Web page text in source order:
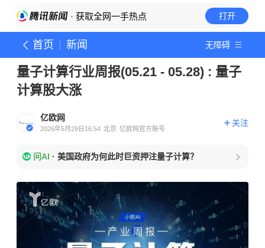
· 获取全网一手热点 打开
首页 新闻 无障碍
量子计算行业周报(05.21 - 05.28) : 量子
计算股大涨
亿欧网
2026年5月29日16:54 北京 亿欧网官方账号
关注
问AI · 美国政府为何此时巨资押注量子计算？